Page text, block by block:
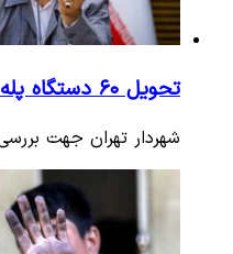
تحویل ۶۰ دستگاه پله برقی برای نوسازی پل‌های عابر پیاده
شهردار تهران جهت بررسی لایحه بودجه سال ۱۴۰۳ شهرداری در